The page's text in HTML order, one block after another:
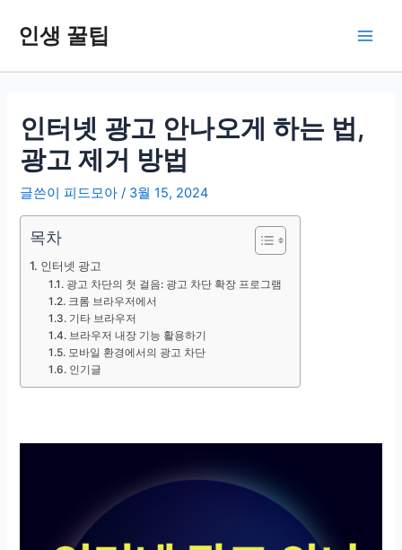
로
인생 꿀팁
인터넷 광고 안나오게 하는 법,
광고 제거 방법
글쓴이 피드모아/ 3월 15, 2024
목차
인터넷 광고
광고 차단의 첫 걸음: 광고 차단 확장 프로그램
크롬 브라우저에서
기타 브라우저
브라우저 내장 기능 활용하기
모바일 환경에서의 광고 차단
인기글